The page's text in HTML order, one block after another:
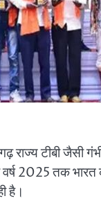
राज्य टीबी जैसी
वर्ष 2025 तक
है।